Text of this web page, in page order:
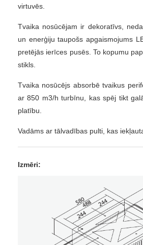
virtuvēs.
Tvaika nosūcējam ir dekoratīvs,
un enerģiju taupošs apgaismojums
pretējās ierīces pusēs. To kopumu
stikls.
Tvaika nosūcējs absorbē tvaikus
ar 850 m3/h turbīnu, kas spēj tikt
platību.
Vadāms ar tālvadības pulti, kas
Izmēri: